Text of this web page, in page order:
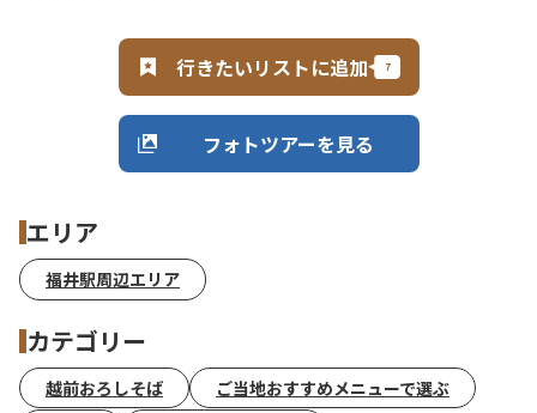
行きたいリストに追加
フォトツアーを見る
エリア
福井駅周辺エリア
カテゴリー
越前おろしそば
ご当地おすすめメニューで選ぶ